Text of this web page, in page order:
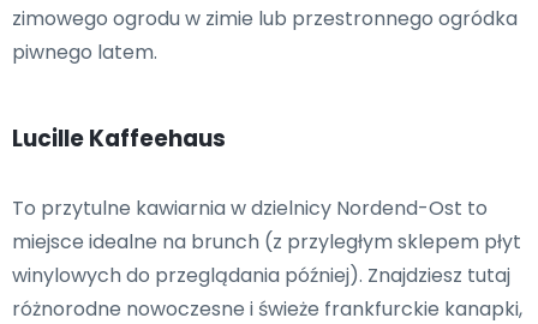
zimowego ogrodu w zimie lub przestronnego ogródka
piwnego latem.
Lucille Kaffeehaus
To przytulne kawiarnia w dzielnicy Nordend-Ost to
miejsce idealne na brunch (z przyległym sklepem płyt
winylowych do przeglądania później). Znajdziesz tutaj
różnorodne nowoczesne i świeże frankfurckie kanapki,